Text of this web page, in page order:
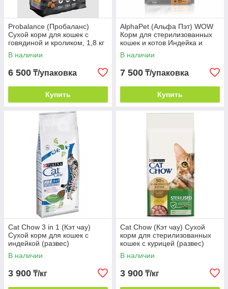
Probalance (Пробаланс)
Сухой корм для кошек с
говядиной и кроликом, 1,8 кг
В наличии
6 500 ₸/упаковка
Купить
AlphaPet (Альфа Пэт) WOW
Корм для стерилизованных
кошек и котов Индейка и
потрошки, 1,5 кг
В наличии
7 500 ₸/упаковка
Купить
Cat Chow 3 in 1 (Кэт чау)
Сухой корм для кошек с
индейкой (развес)
В наличии
3 900 ₸/кг
Cat Chow (Кэт чау) Сухой
корм для стерилизованных
кошек с курицей (развес)
В наличии
3 900 ₸/кг